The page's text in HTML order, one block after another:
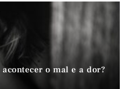
o mal e a dor?